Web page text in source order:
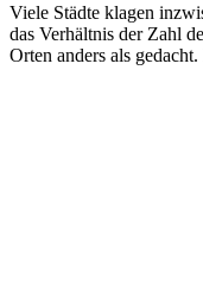
Viele Städte klagen
das Verhältnis der Zahl
Orten anders als